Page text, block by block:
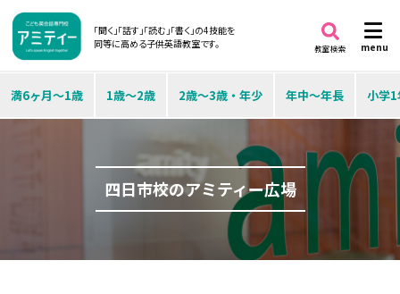
「聞く」「話す」「読む」「書く」の4技能を
同等に高める子供英語教室です。
menu
教室検索
満6ヶ月～1歳 1歳～2歳 2歳～3歳・年少 年中～年長 小学
四日市校のアミティー広場